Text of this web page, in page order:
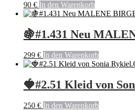
90 € In den Warenkorb
🍇#1.431 Neu
299 € In den Warenkorb
🍓#2.51 Kleid von
250 € In den Warenkorb